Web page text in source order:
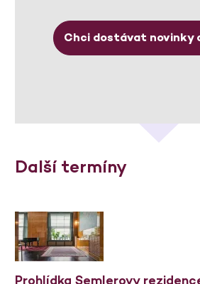
Chci dostávat novinky
Další termíny
Prohlídka Semlerovy